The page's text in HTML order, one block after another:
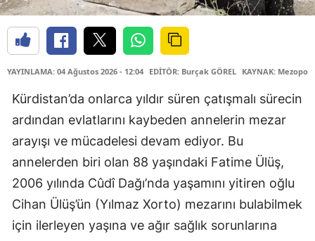
YAYINLAMA: 04 Ağustos 2026 - 12:04 EDİTÖR: Burçak GÖREL KAYNAK:
Kürdistan’da onlarca yıldır süren çatışmalı sürecin
ardından evlatlarını kaybeden annelerin mezar
arayışı ve mücadelesi devam ediyor. Bu
annelerden biri olan 88 yaşındaki Fatime Ülüş,
2006 yılında Cûdî Dağı’nda yaşamını yitiren oğlu
Cihan Ülüş’ün (Yılmaz Xorto) mezarını bulabilmek
için ilerleyen yaşına ve ağır sağlık sorunlarına